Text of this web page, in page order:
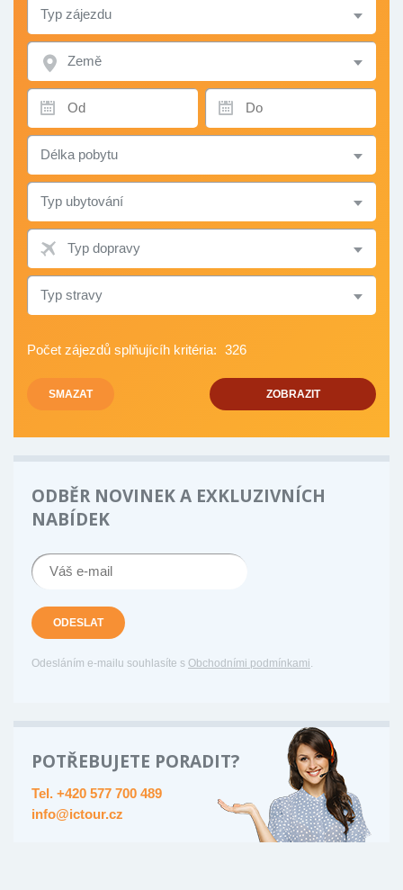
ZÁJEZDU
ZEMĚ
TERMÍN
OD
TERMÍN
DO
DÉLKA
POBYTU
TYP
UBYTOVÁNÍ
TYP
DOPRAVY
TYP
STRAVY
Počet zájezdů splňujícíh kritéria: 326
SMAZAT ZOBRAZIT
ODBĚR NOVINEK A EXKLUZIVNÍCH
NABÍDEK
ODESLAT
Odesláním e-mailu souhlasíte s Obchodními podmínkami
POTŘEBUJETE PORADIT?
Tel. +420 577 700 489
info@ictour.cz